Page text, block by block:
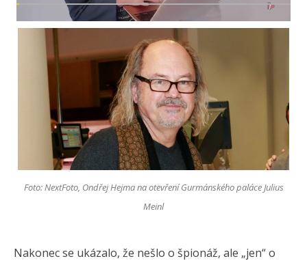
Foto: NextFoto, Ondřej Hejma na otevření Gurmánského paláce Julius
Meinl
Nakonec se ukázalo, že nešlo o špionáž, ale „jen“ o